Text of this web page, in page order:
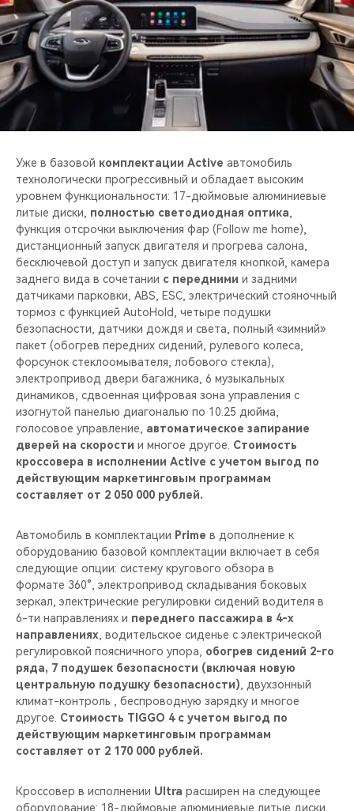
Уже в базовой комплектации Active автомобиль
технологически прогрессивный и обладает высоким
уровнем функциональности: 17-дюймовые алюминиевые
литые диски, полностью светодиодная оптика
функция отсрочки выключения фар (Follow me home),
дистанционный запуск двигателя и прогрева салона,
бесключевой доступ и запуск двигателя кнопкой, камера
заднего вида в сочетании с передними и задними
датчиками парковки, ABS, ESC, электрический стояночный
тормоз с функцией AutoHold, четыре подушки
безопасности, датчики дождя и света, полный «зимний»
пакет (обогрев передних сидений, рулевого колеса,
форсунок стеклоомывателя, лобового стекла),
электропривод двери багажника, 6 музыкальных
динамиков, сдвоенная цифровая зона управления с
изогнутой панелью диагональю по 10.25 дюйма,
голосовое управление, автоматическое запирание
дверей на скорости и многое другое. Стоимость
кроссовера в исполнении Active с учетом выгод по
действующим маркетинговым программам
составляет от 2 050 000 рублей.
Автомобиль в комплектации Prime в дополнение к
оборудованию базовой комплектации включает в себя
следующие опции: систему кругового обзора в
формате 360°, электропривод складывания боковых
зеркал, электрические регулировки сидений водителя в
6-ти направлениях и переднего пассажира в 4-х
направлениях , водительское сиденье с электрической
регулировкой поясничного упора, обогрев сидений 2-го
ряда, 7 подушек безопасности (включая новую
центральную подушку безопасности) , двухзонный
климат-контроль , беспроводную зарядку и многое
другое. Стоимость TIGGO 4 с учетом выгод по
действующим маркетинговым программам
составляет от 2 170 000 рублей.
Кроссовер в исполнении Ultra расширен на следующее
оборудование: 18-дюймовые алюминиевые литые диски,